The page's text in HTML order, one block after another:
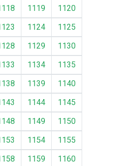
1119
1120
1124
1125
1129
1130
1134
1135
1139
1140
1144
1145
1149
1150
1154
1155
1159 1160